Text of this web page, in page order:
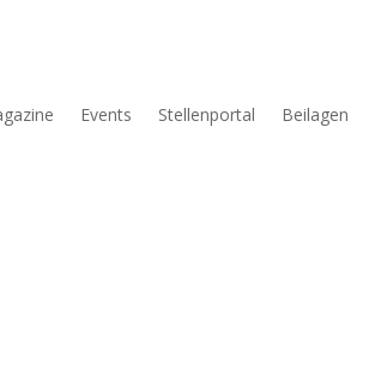
Events Stellenportal Beilagen